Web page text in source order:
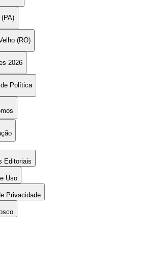
(PA)
(RO)
2026
Política
Editoriais
Uso
Privacidade